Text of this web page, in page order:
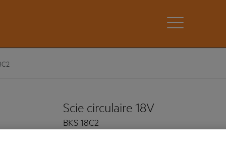
Scie circulaire 18V
BKS 18C2